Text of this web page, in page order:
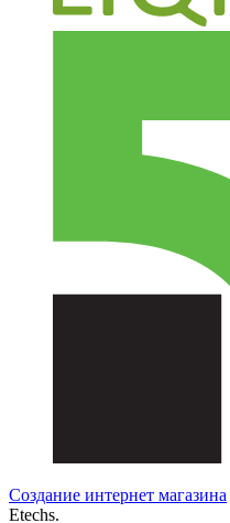
Создание интернет магазина
Etechs.